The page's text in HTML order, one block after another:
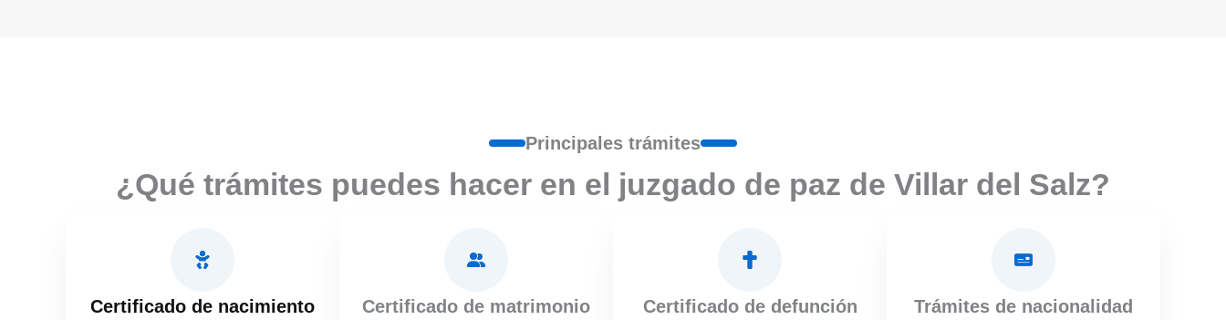
Principales trámites
¿Qué trámites puedes hacer en el juzgado de paz de Villar del Salz?
Certificado de nacimiento Certificado de matrimonio Certificado de defunción Trámites de nacionalidad